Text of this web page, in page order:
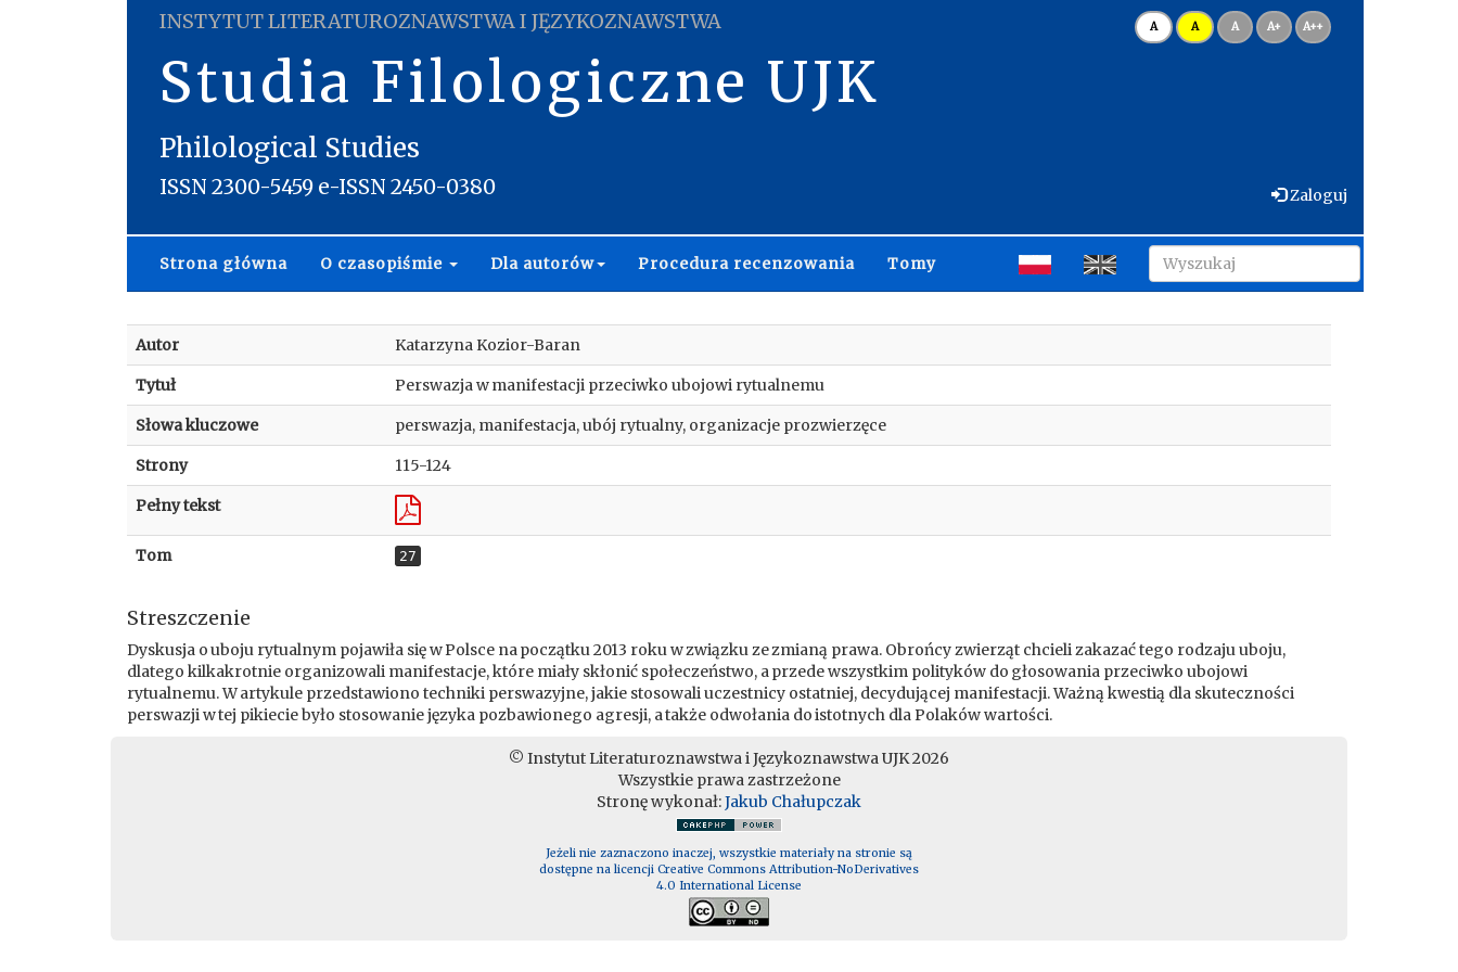
INSTYTUT LITERATUROZNAWSTWA I JĘZYKOZNAWSTWA
Studia Filologiczne UJK
Philological Studies
ISSN 2300-5459 e-ISSN 2450-0380
A A A A+ A++
Zaloguj
Strona główna O czasopiśmie Dla autorów Procedura recenzowania Tomy
Autor Katarzyna Kozior-Baran
Tytuł Perswazja w manifestacji przeciwko ubojowi rytualnemu
Słowa kluczowe perswazja, manifestacja, ubój rytualny, organizacje prozwierzęce
Strony 115-124
Pełny tekst
Tom 27
Streszczenie
Dyskusja o uboju rytualnym pojawiła się w Polsce na początku 2013 roku w związku ze zmianą prawa. Obrońcy zwierząt chcieli zakazać tego rodzaju uboju,
dlatego kilkakrotnie organizowali manifestacje, które miały skłonić społeczeństwo, a przede wszystkim polityków do głosowania przeciwko ubojowi
rytualnemu. W artykule przedstawiono techniki perswazyjne, jakie stosowali uczestnicy ostatniej, decydującej manifestacji. Ważną kwestią dla skuteczności
perswazji w tej pikiecie było stosowanie języka pozbawionego agresji, a także odwołania do istotnych dla Polaków wartości.
© Instytut Literaturoznawstwa i Językoznawstwa UJK 2026
Wszystkie prawa zastrzeżone
Stronę wykonał:Jakub Chałupczak
Jeżeli nie zaznaczono inaczej, wszystkie materiały na stronie są
dostępne na licencji Creative Commons Attribution-NoDerivatives
4.0 International License